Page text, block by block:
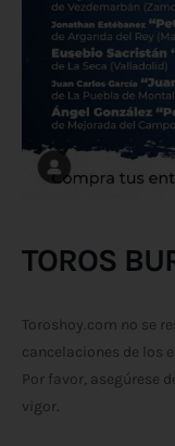
TOROS
Toroshoy.com no se
cancelaciones de los
Por favor, asegúrese
vigor.